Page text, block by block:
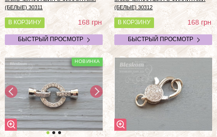
(БЕЛЫЕ) 30311
В КОРЗИНУ 168грн
БЫСТРЫЙ ПРОСМОТР
(БЕЛЫЕ) 30312
В КОРЗИНУ 168грн
БЫСТРЫЙ ПРОСМОТР